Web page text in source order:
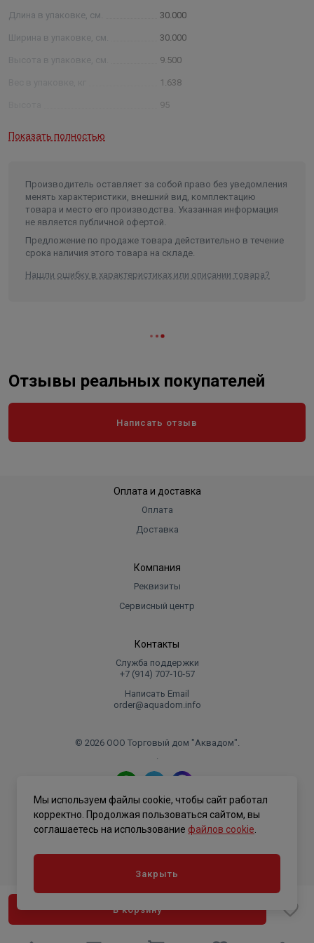
В корзину
Длина в упаковке, см. 30.000
Ширина в упаковке, см. 30.000
Высота в упаковке, см. 9.500
1.638
95
Показать полностью
Производитель оставляет за собой право без уведомления
менять характеристики, внешний вид, комплектацию
товара и место его производства. Указанная информация
не является публичной офертой.
Предложение по продаже товара действительно в течение
срока наличия этого товара на складе.
Нашли ошибку в характеристиках или описании товара?
Отзывы реальных покупателей
Написать отзыв
Оплата и доставка
Оплата
Доставка
Компания
Реквизиты
Сервисный центр
Контакты
Служба поддержки
+7 (914) 707‑10‑57
Написать Email
order@aquadom.info
© 2026 ООО Торговый дом "Аквадом".
.
Политика конфиденциальности
Мы используем файлы cookie, чтобы сайт работал
корректно. Продолжая пользоваться сайтом, вы
соглашаетесь на использование файлов cookie
Закрыть